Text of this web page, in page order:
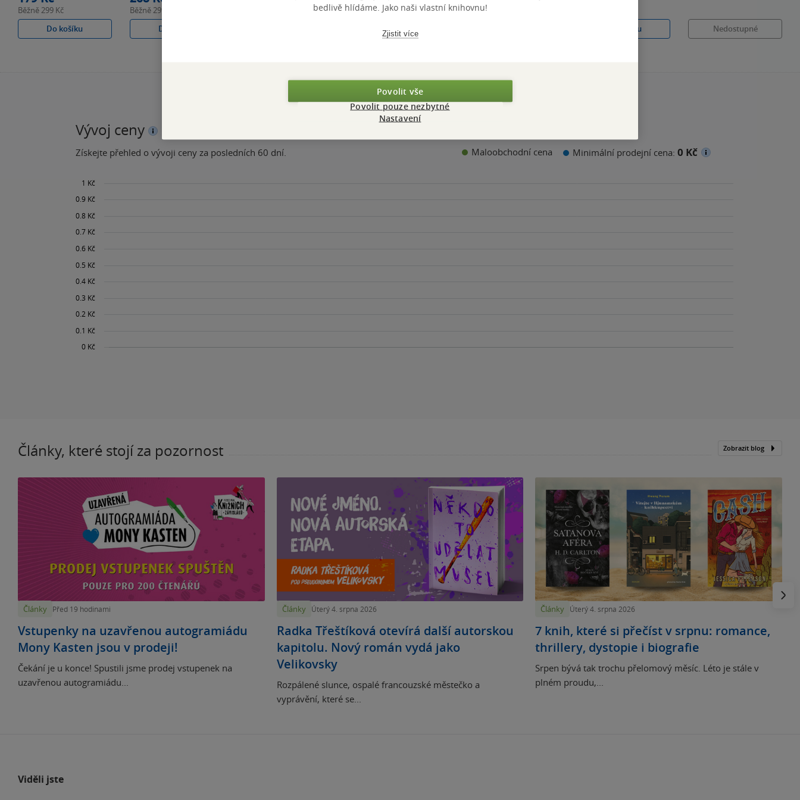
Běžně299 Kč
Do košíku
Běžně299 Kč
Do košíku
Do košíku
Do košíku
Nedostupné
Vývoj ceny
Získejte přehled o vývoji ceny za posledních 60 dní. Maloobchodní cena Minimální prodejní cena: 0 Kč
Články, které stojí za pozornost Zobrazit blog
Články Před 19 hodinami
Vstupenky na uzavřenou autogramiádu
Mony Kasten jsou v prodeji!
Čekání je u konce! Spustili jsme prodej vstupenek na
uzavřenou autogramiádu...
Články Úterý 4. srpna 2026
Radka Třeštíková otevírá další autorskou
kapitolu. Nový román vydá jako
Velikovsky
Rozpálené slunce, ospalé francouzské městečko a
vyprávění, které se...
Články Úterý 4. srpna 2026
7 knih, které si přečíst v srpnu: romance,
thrillery, dystopie i biografie
Srpen bývá tak trochu přelomový měsíc. Léto je stále v
plném proudu,...
Viděli jste
bedlivě hlídáme. Jako naši vlastní knihovnu!
Zjistit více
Povolit vše
Povolit pouze nezbytné
Nastavení